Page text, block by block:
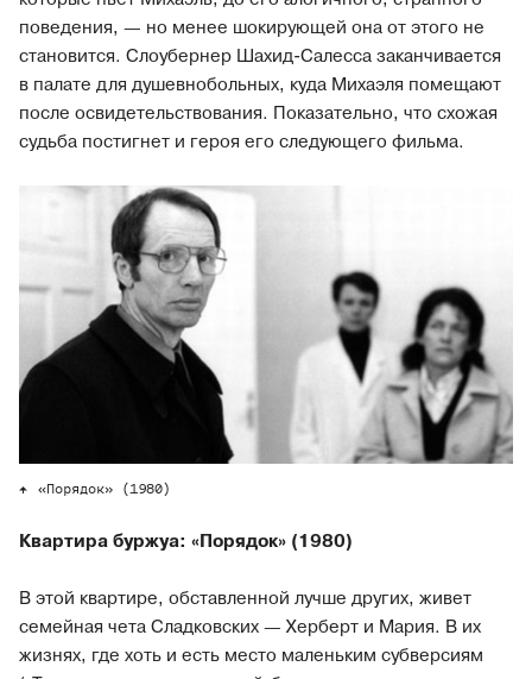
поведения, — но менее шокирующей она от этого не
становится. Слоубернер Шахид-Салесса заканчивается
в палате для душевнобольных, куда Михаэля помещают
после освидетельствования. Показательно, что схожая
судьба постигнет и героя его следующего фильма.
«Порядок» (1980)
Квартира буржуа: «Порядок» (1980)
В этой квартире, обставленной лучше других, живет
семейная чета Сладковских — Херберт и Мария. В их
жизнях, где хоть и есть место маленьким субверсиям